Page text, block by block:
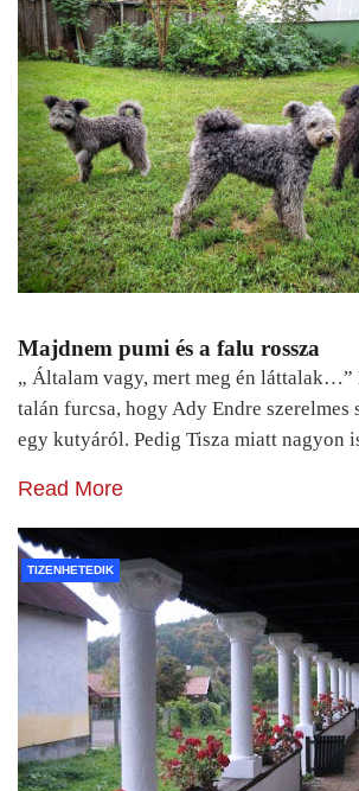
Majdnem pumi és a falu rossza
„ Általam vagy, mert meg én láttalak…”
talán furcsa, hogy Ady Endre szerelmes
egy kutyáról. Pedig Tisza miatt nagyon
Read More
TIZENHETEDIK